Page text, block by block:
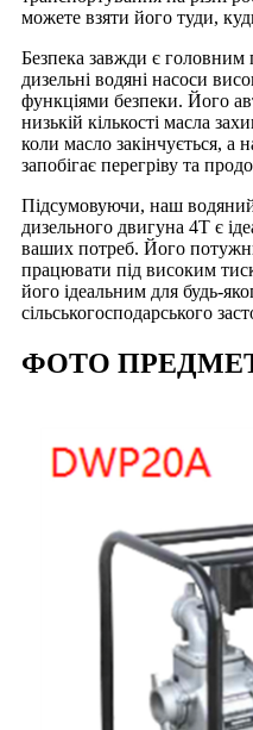
можете взяти його туди,
Безпека завжди є головним
дизельні водяні насоси
функціями безпеки. Його
низькій кількості масла
коли масло закінчується, а
запобігає перегріву та
Підсумовуючи, наш
дизельного двигуна 4T є
ваших потреб. Його
працювати під високим
його ідеальним для будь-
сільськогосподарського
ФОТО